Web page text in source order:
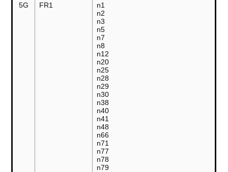
5G FR1
n1
n2
n3
n5
n7
n8
n12
n20
n25
n28
n29
n30
n38
n40
n41
n48
n66
n71
n77
n78
n79